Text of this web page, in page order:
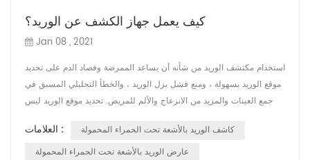
كيف يعمل جهاز الكشف عن الوريد؟
Jan 08 , 2021
استخدام مكتشف الوريد من شأنه أن يساعد الممرضة وفصاد الدم على تحديد
موقع الوريد بسهولة ، ومنع فشل بزل الوريد ، والخطأ التحليلي المسبق في
جمع العينات والمزيد من الانزعاج والألم للمريض. تحديد موقع الوريد ليس
الاختلاف في جلد الأطفال الصغار (خاصة الرضع) والسمنة ومرضى الجفاف.
العلامات :
كاشف الوريد بالأشعة تحت الحمراء المحمولة
عارض الوريد بالأشعة تحت الحمراء المحمولة